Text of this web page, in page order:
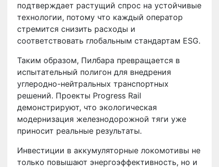
подтверждает растущий спрос на устойчивые
технологии, потому что каждый оператор
стремится снизить расходы и
соответствовать глобальным стандартам ESG.
Таким образом, Пилбара превращается в
испытательный полигон для внедрения
углеродно-нейтральных транспортных
решений. Проекты Progress Rail
демонстрируют, что экологическая
модернизация железнодорожной тяги уже
приносит реальные результаты.
Инвестиции в аккумуляторные локомотивы не
только повышают энергоэффективность, но и